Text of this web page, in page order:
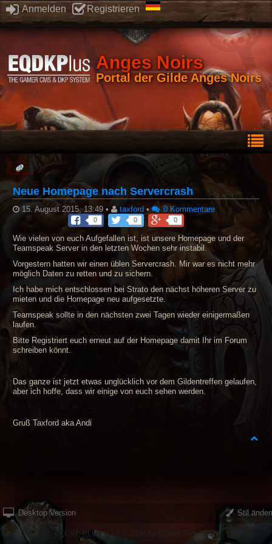
Anmelden Registrieren
Anges Noirs
Portal der Gilde Anges Noirs
Neue Homepage nach Servercrash
15. August 2015, 13:49 • taxford • 0 Kommentare
0 0 0
Wie vielen von euch Aufgefallen ist, ist unsere Homepage und der
Teamspeak Server in den letzten Wochen sehr instabil.
Vorgestern hatten wir einen üblen Servercrash. Mir war es nicht mehr
möglich Daten zu retten und zu sichern.
Ich habe mich entschlossen bei Strato den nächst höheren Server zu
mieten und die Homepage neu aufgesetzte.
Teamspeak sollte in den nächsten zwei Tagen wieder einigermaßen
laufen.
Bitte Registriert euch erneut auf der Homepage damit Ihr im Forum
schreiben könnt.
Das ganze ist jetzt etwas unglücklich vor dem Gildentreffen gelaufen,
aber ich hoffe, dass wir einige von euch sehen werden.
Gruß Taxford aka Andi
Desktop Version Stil
EQDKP-PLUS 2.1.3 © 2026 by EQdkp-Plus Team